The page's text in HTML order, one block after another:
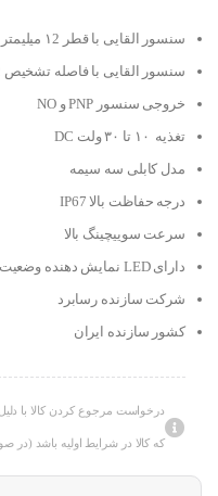
سنسور القایی با قطر ۱2 میلیمتر
سنسور القایی با فاصله تشخیص 2 میلیمتر
خروجی سنسور PNP و NO
تغذیه ۱۰ تا ۳۰ ولت DC
مدل کابلی سه سیمه
درجه حفاظت بالا IP67
سرعت سوییچینگ بالا
دارای LED نمایش دهنده وضعیت خروجی
شرکت سازنده رسابرد
کشور سازنده ایران
درخواست مرجوع کردن کالا با
که کالا در شرایط اولیه باشد (در